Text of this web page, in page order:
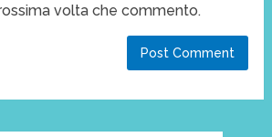
volta che commento.